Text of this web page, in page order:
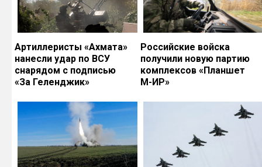
Артиллеристы «Ахмата»
нанесли удар по ВСУ
снарядом с подписью
«За Геленджик»
Российские войска
получили новую партию
комплексов «Планшет
М-ИР»